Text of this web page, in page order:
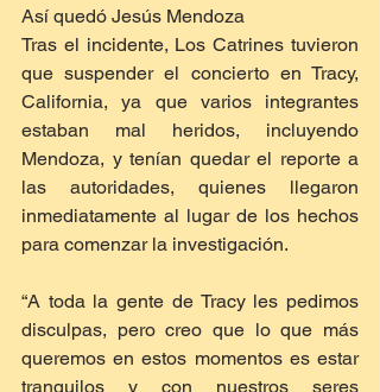
Así quedó Jesús Mendoza
Tras el incidente, Los Catrines tuvieron
que suspender el concierto en Tracy,
California, ya que varios integrantes
estaban mal heridos, incluyendo
Mendoza, y tenían quedar el reporte a
las autoridades, quienes llegaron
inmediatamente al lugar de los hechos
para comenzar la investigación.
“A toda la gente de Tracy les pedimos
disculpas, pero creo que lo que más
queremos en estos momentos es estar
tranquilos y con nuestros seres